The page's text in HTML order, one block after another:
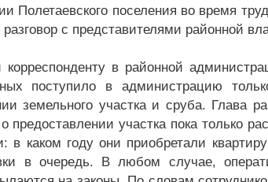
Полетаевского поселения во время
разговор с представителями районной
корреспонденту в районной
поступило в администрацию
земельного участка и сруба.
предоставлении участка пока только
в каком году они приобретали
в очередь. В любом случае,